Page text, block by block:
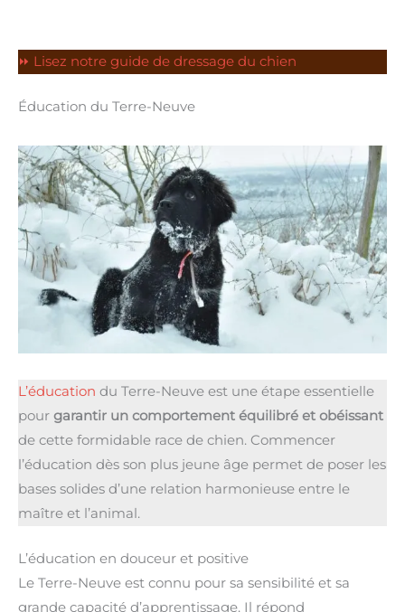
⏩ Lisez notre guide de dressage du chien
Éducation du Terre-Neuve
L’éducation du Terre-Neuve est une étape essentielle
pour garantir un comportement équilibré et obéissant
de cette formidable race de chien. Commencer
l’éducation dès son plus jeune âge permet de poser les
bases solides d’une relation harmonieuse entre le
maître et l’animal.
L’éducation en douceur et positive
Le Terre-Neuve est connu pour sa sensibilité et sa
grande capacité d’apprentissage. Il répond